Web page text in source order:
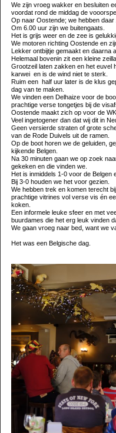
We zijn vroeg wakker en besluiten
voordat rond de middag de
Op naar Oostende; we hebben
Om 6.00 uur zijn we buitengaats.
Het is grijs weer en de zee is
We motoren richting Oostende en
Lekker ontbijtje gemaakt en daarna
Helemaal bovenin zit een kleine
Grootzeil laten zakken en het euvel
karwei en is de wind niet te sterk.
Ruim een half uur later is de klus
dag van te maken.
We vinden een Delhaize voor de
prachtige verse tongetjes bij de
Oostende maakt zich op voor de
Veel ingetogener dan dat wij dit in
Geen versierde straten of grote
van de Rode Duivels uit de ramen.
Op de boot horen we de geluiden,
kijkende Belgen.
Na 30 minuten gaan we op zoek
gekeken en die vinden we.
Het is inmiddels 1-0 voor de Belgen
Bij 3-0 houden we het voor gezien.
We hebben trek en komen terecht
prachtige vitrines vol verse vis én
koken.
Een informele leuke sfeer en met
buurdames die het erg leuk vinden
We gaan vroeg naar bed, want we
Het was een Belgische dag.